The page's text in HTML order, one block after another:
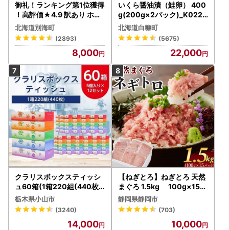
御礼！ランキング第1位獲得
！高評価★4.9 訳あり ホタ
テ 400g（ほたて 帆立 貝柱
冷凍 ）
北海道別海町
(2893)
8,000
いくら醤油漬（鮭卵） 400
g(200g×2パック)_K022-
1676
北海道白糠町
(5675)
22,000
クラリスボックスティッシ
ュ60箱(1箱220組(440枚))
(5個入り×12セット)【配送
不可地域：離島・沖縄県】
【1256759】
栃木県小山市
(3240)
14,000
【ねぎとろ】ねぎとろ 天然
まぐろ 1.5kg 100g×15パ
ック
静岡県静岡市
(703)
10,000